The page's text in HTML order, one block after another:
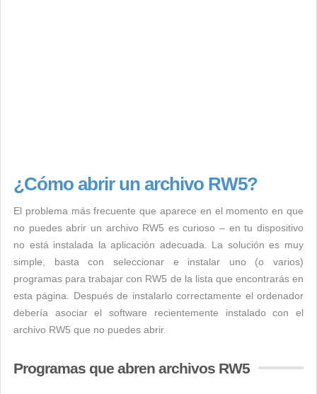
¿Cómo abrir un archivo RW5?
El problema más frecuente que aparece en el momento en que
no puedes abrir un archivo RW5 es curioso – en tu dispositivo
no está instalada la aplicación adecuada. La solución es muy
simple, basta con seleccionar e instalar uno (o varios)
programas para trabajar con RW5 de la lista que encontrarás en
esta página. Después de instalarlo correctamente el ordenador
debería asociar el software recientemente instalado con el
archivo RW5 que no puedes abrir.
Programas que abren archivos RW5